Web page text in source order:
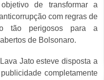
de transformar a
com regras de
tão perigosos para a
de Bolsonaro.
Jato esteve disposta a
completamente